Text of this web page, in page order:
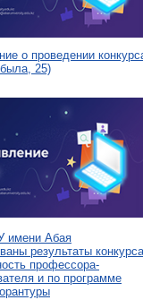
о проведении
25)
имени Абая
результаты конкурса
профессора-
и по программе